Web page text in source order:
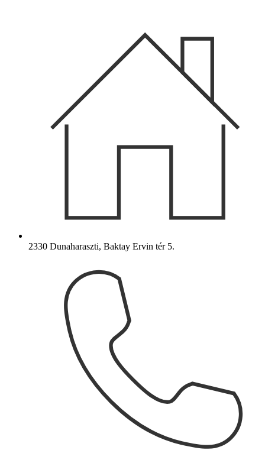
2330 Dunaharaszti, Baktay Ervin tér 5.